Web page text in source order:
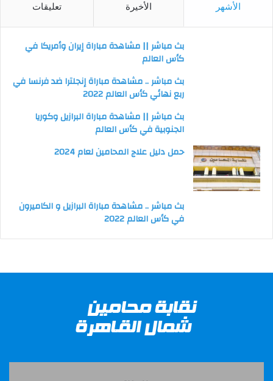
الأشهر الأخيرة تعليقات
بث مباشر || مشاهدة مباراة إيران وأمريكا في
كأس العالم
بث مباشر .. مشاهدة مباراة إنجلترا ضد فرنسا في
ربع نهائي كأس العالم 2022
بث مباشر || مشاهدة مباراة البرازيل وكوريا
الجنوبية في كأس العالم
حمل دليل علاج المحامين لعام 2024
بث مباشر .. مشاهدة مباراة البرازيل و الكاميرون
في كأس العالم 2022